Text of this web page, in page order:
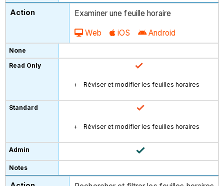
Examiner une feuille horaire
Web iOS Android
Réviser et modifier les feuilles horaires
Réviser et modifier les feuilles horaires